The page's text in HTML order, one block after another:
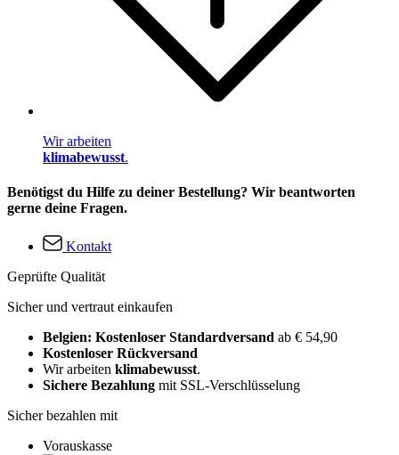
Wir arbeiten
klimabewusst.
Benötigst du Hilfe zu deiner Bestellung? Wir beantworten
gerne deine Fragen.
Kontakt
Geprüfte Qualität
Sicher und vertraut einkaufen
Belgien: Kostenloser Standardversand ab € 54,90
Kostenloser Rückversand
Wir arbeiten klimabewusst.
Sichere Bezahlung mit SSL-Verschlüsselung
Sicher bezahlen mit
Vorauskasse